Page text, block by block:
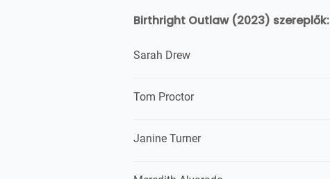
Birthright Outlaw (2023) szereplők:
Sarah Drew
Tom Proctor
Janine Turner